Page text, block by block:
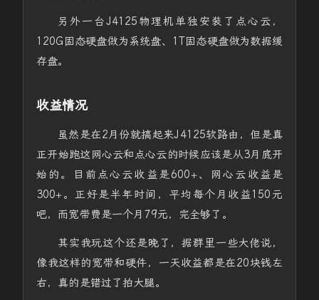
另外一台J4125物理机单独安装了点心云，
120G固态硬盘做为系统盘、1T固态硬盘做为数据缓
存盘。
收益情况
虽然是在2月份就搞起来J4125软路由，但是真
正开始跑这网心云和点心云的时候应该是从3月底开
始的。目前点心云收益是600+、网心云收益是
300+。正好是半年时间，平均每个月收益150元
吧，而宽带费是一个月79元，完全够了。
其实我玩这个还是晚了，据群里一些大佬说，
像我这样的宽带和硬件，一天收益都是在20块钱左
右，真的是错过了拍大腿。